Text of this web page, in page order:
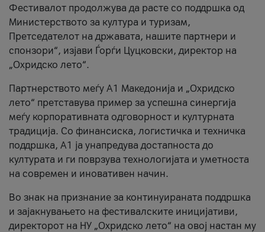
Фестивалот продолжува да расте со поддршка од
Министерството за култура и туризам,
Претседателот на државата, нашите партнери и
спонзори“, изјави Ѓорѓи Цуцковски, директор на
„Охридско лето“.
Партнерството меѓу A1 Македонија и „Охридско
лето“ претставува пример за успешна синергија
меѓу корпоративната одговорност и културната
традиција. Со финансиска, логистичка и техничка
поддршка, A1 ја унапредува достапноста до
културата и ги поврзува технологијата и уметноста
на современ и иновативен начин.
Во знак на признание за континуираната поддршка
и зајакнувањето на фестивалските иницијативи,
директорот на НУ „Охридско лето“ на овој настан му